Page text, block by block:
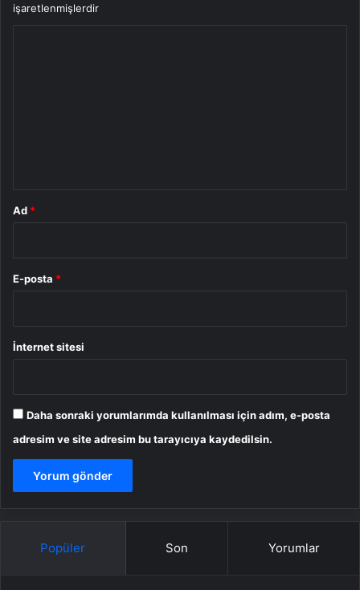
işaretlenmişlerdir
Ad *
E-posta *
İnternet sitesi
Daha sonraki yorumlarımda kullanılması için adım, e-posta
adresim ve site adresim bu tarayıcıya kaydedilsin.
Popüler Son Yorumlar